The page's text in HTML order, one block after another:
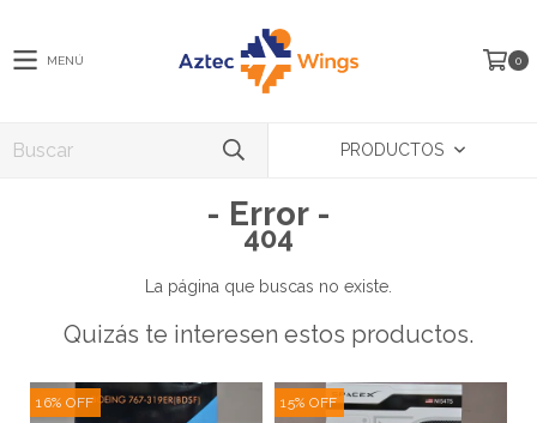
MENÚ 0
PRODUCTOS
- Error -
404
La página que buscas no existe.
Quizás te interesen estos productos.
16% OFF 15% OFF